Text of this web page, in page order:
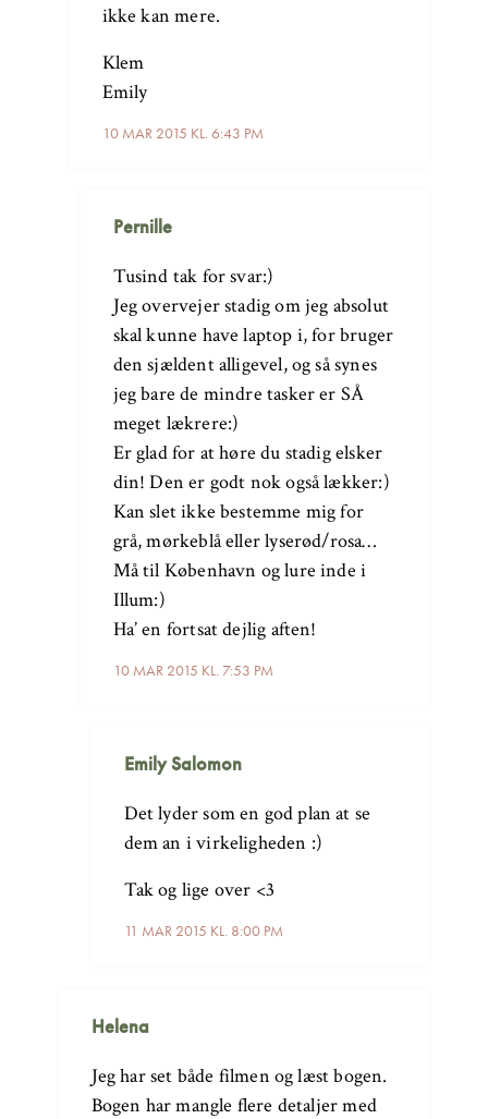
10 MAR 2015 KL. 6:43 PM
ikke kan mere.
Klem
Emily
Pernille
10 MAR 2015 KL. 7:53 PM
Tusind tak for svar:)
Jeg overvejer stadig om jeg absolut
skal kunne have laptop i, for bruger
den sjældent alligevel, og så synes
jeg bare de mindre tasker er SÅ
meget lækrere:)
Er glad for at høre du stadig elsker
din! Den er godt nok også lækker:)
Kan slet ikke bestemme mig for
grå, mørkeblå eller lyserød/rosa…
Må til København og lure inde i
Illum:)
Ha’ en fortsat dejlig aften!
Emily Salomon
11 MAR 2015 KL. 8:00 PM
Det lyder som en god plan at se
dem an i virkeligheden :)
Tak og lige over <3
Helena
Jeg har set både filmen og læst bogen.
Bogen har mangle flere detaljer med